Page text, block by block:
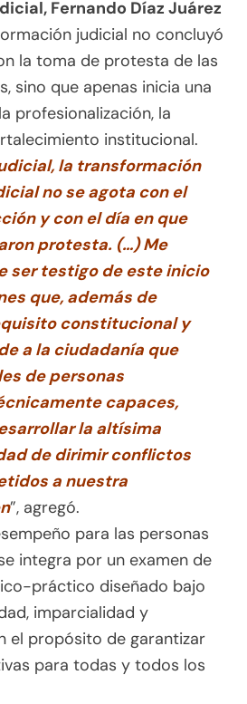
Fernando Díaz Juárez
judicial no concluyó
la toma de protesta de las
sino que apenas inicia una
profesionalización, la
institucional.
la transformación
no se agota con el
y con el día en que
protesta. (…) Me
ser testigo de este inicio
que, además de
constitucional y
a la ciudadanía que
de personas
capaces,
la altísima
de dirimir conflictos
a nuestra
”, agregó.
para las personas
integra por un examen de
práctico diseñado bajo
imparcialidad y
el propósito de garantizar
para todas y todos los